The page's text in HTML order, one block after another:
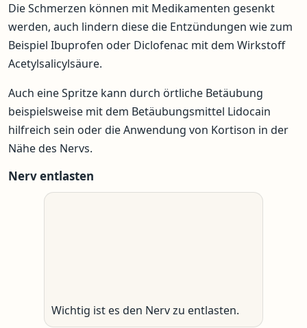
Die Schmerzen können mit Medikamenten gesenkt
werden, auch lindern diese die Entzündungen wie zum
Beispiel Ibuprofen oder Diclofenac mit dem Wirkstoff
Acetylsalicylsäure.
Auch eine Spritze kann durch örtliche Betäubung
beispielsweise mit dem Betäubungsmittel Lidocain
hilfreich sein oder die Anwendung von Kortison in der
Nähe des Nervs.
Nerv entlasten
Wichtig ist es den Nerv zu entlasten.